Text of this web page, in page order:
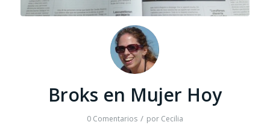
Broks en Mujer Hoy
0 Comentarios / por Cecilia